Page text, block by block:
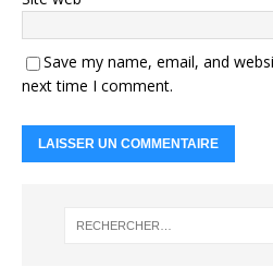
Save my name, email, and
next time I comment.